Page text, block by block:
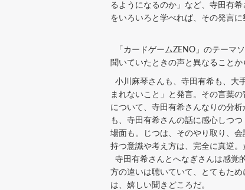
るようになるのか」など、寺田有
をいろいろと学べれば、その発言
「カードゲームZENO」のテーマ
聞いていたときの声と異なることか
小川麻琴さんも、寺田有希も、大
まれないこと」と発言。その言葉
について、寺田有希さんなりの分
も、寺田有希さんの話に感心しつ
場面も。じつは、そのやり取り、
持つ意識や考え方は、完全に真逆
寺田有希さんとへなぎさんは感覚
方の違いは聴いていて、とてもた
は、嬉しい聞きどころだ。